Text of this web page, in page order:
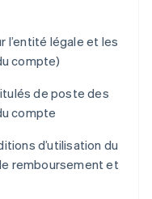
l’entité légale et les
compte)
de poste des
compte
d’utilisation du
remboursement et